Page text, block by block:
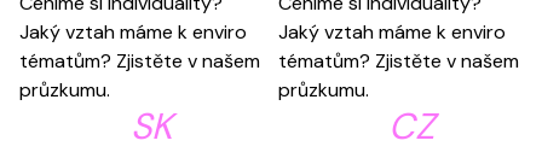
SK CZ